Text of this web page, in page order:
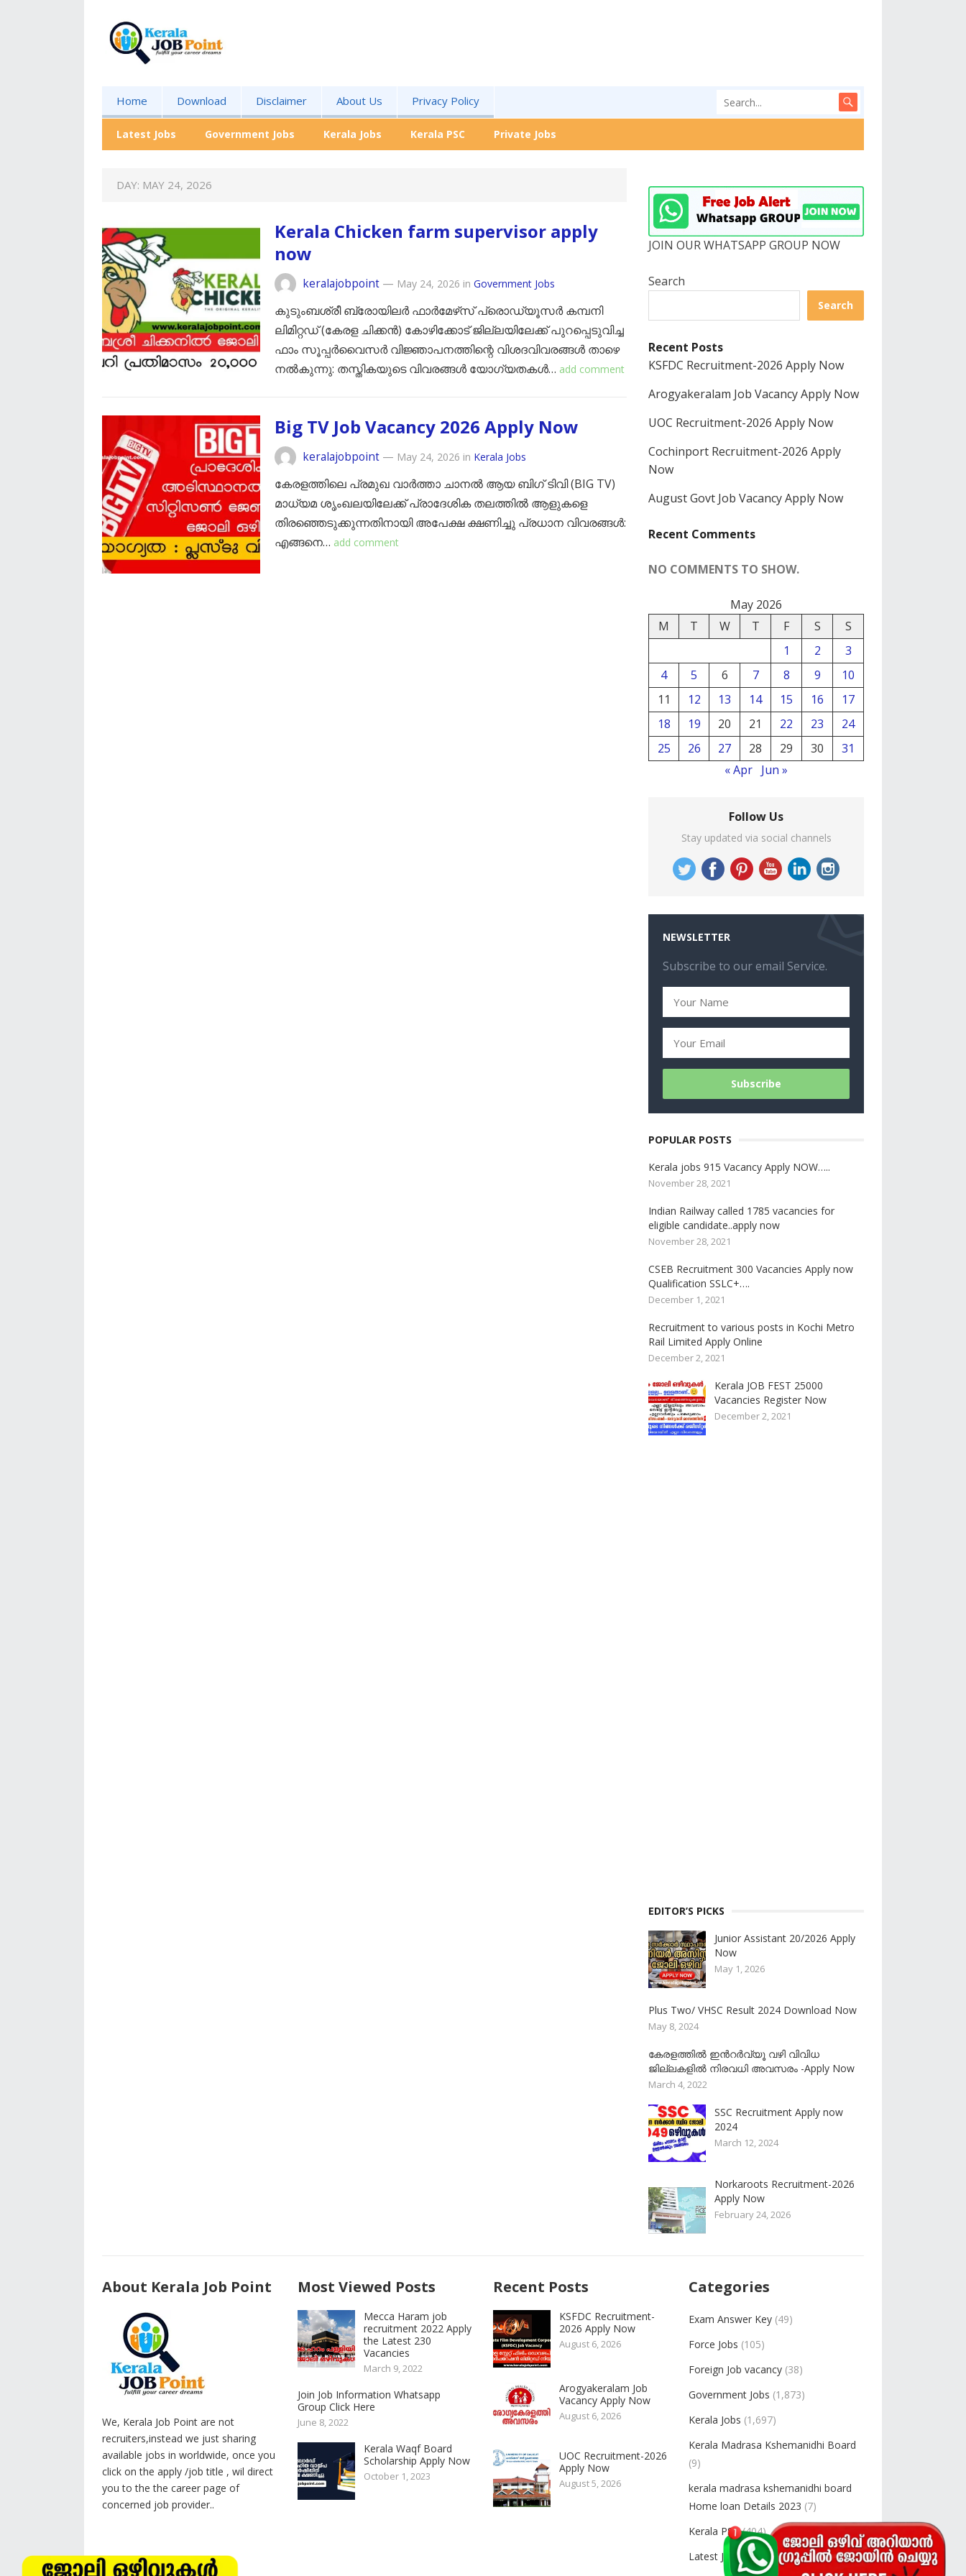
Home Download Disclaimer About Us Privacy Policy
Latest Jobs Government Jobs Kerala Jobs Kerala PSC Private Jobs
DAY: MAY 24, 2026
Kerala Chicken farm supervisor apply
now
keralajobpoint — May 24, 2026 in Government Jobs
കുടുംബശ്രീ ബ്രോയിലർ ഫാർമേഴ്‌സ് പ്രൊഡ്യൂസർ കമ്പനി
ലിമിറ്റഡ് (കേരള ചിക്കൻ) കോഴിക്കോട് ജില്ലയിലേക്ക് പുറപ്പെടുവിച്ച
ഫാം സൂപ്പർവൈസർ വിജ്ഞാപനത്തിന്റെ വിശദവിവരങ്ങൾ താഴെ
നൽകുന്നു: ​തസ്തികയുടെ വിവരങ്ങൾ ​യോഗ്യതകൾ… add comment
Big TV Job Vacancy 2026 Apply Now
keralajobpoint — May 24, 2026 in Kerala Jobs
കേരളത്തിലെ പ്രമുഖ വാർത്താ ചാനൽ ആയ ​ബിഗ് ടിവി (BIG TV)
മാധ്യമ ശൃംഖലയിലേക്ക് പ്രാദേശിക തലത്തിൽ ആളുകളെ
തിരഞ്ഞെടുക്കുന്നതിനായി അപേക്ഷ ക്ഷണിച്ചു ​പ്രധാന വിവരങ്ങൾ:
​എങ്ങനെ… add comment
JOIN OUR WHATSAPP GROUP NOW
Search
Search
Recent Posts
KSFDC Recruitment-2026 Apply Now
Arogyakeralam Job Vacancy Apply Now
UOC Recruitment-2026 Apply Now
Cochinport Recruitment-2026 Apply
Now
August Govt Job Vacancy Apply Now
Recent Comments
NO COMMENTS TO SHOW.
May 2026
M
T W T F S
S
1
2
3
4
5 6 7 8 9
10
11
12 13 14 15 16
17
18
19 20 21 22 23
24
25
26 27 28 29 30
31
« Apr Jun »
Follow Us
Stay updated via social channels
NEWSLETTER
Subscribe to our email Service.
POPULAR POSTS
Kerala jobs 915 Vacancy Apply NOW…..
November 28, 2021
Indian Railway called 1785 vacancies for
eligible candidate..apply now
November 28, 2021
CSEB Recruitment 300 Vacancies Apply now
Qualification SSLC+….
December 1, 2021
Recruitment to various posts in Kochi Metro
Rail Limited Apply Online
December 2, 2021
Kerala JOB FEST 25000
Vacancies Register Now
December 2, 2021
EDITOR’S PICKS
Junior Assistant 20/2026 Apply
Now
May 1, 2026
Plus Two/ VHSC Result 2024 Download Now
May 8, 2024
കേരളത്തിൽ ഇൻറർവ്യൂ വഴി വിവിധ
ജില്ലകളിൽ നിരവധി അവസരം -Apply Now
March 4, 2022
SSC Recruitment Apply now
2024
March 12, 2024
Norkaroots Recruitment-2026
Apply Now
February 24, 2026
About Kerala Job Point
We, Kerala Job Point are not
recruiters,instead we just sharing
available jobs in worldwide, once you
click on the apply /job title , wil direct
you to the the career page of
concerned job provider..
Most Viewed Posts
Mecca Haram job
recruitment 2022 Apply
the Latest 230
Vacancies
March 9, 2022
Join Job Information Whatsapp
Group Click Here
June 8, 2022
Kerala Waqf Board
Scholarship Apply Now
October 1, 2023
Recent Posts
KSFDC Recruitment-
2026 Apply Now
August 6, 2026
Arogyakeralam Job
Vacancy Apply Now
August 6, 2026
UOC Recruitment-2026
Apply Now
August 5, 2026
Categories
Exam Answer Key (49)
Force Jobs (105)
Foreign Job vacancy (38)
Government Jobs (1,873)
Kerala Jobs (1,697)
Kerala Madrasa Kshemanidhi Board
(9)
kerala madrasa kshemanidhi board
Home loan Details 2023 (7)
Kerala PSC(404)
Latest Jobs(2,448)